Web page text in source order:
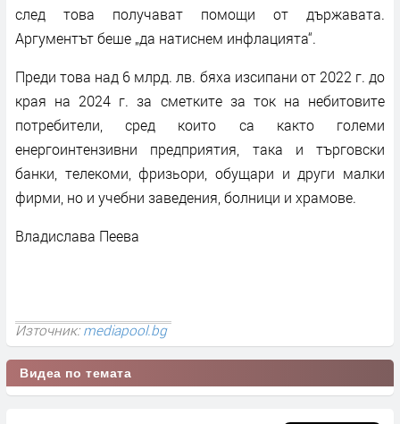
след това получават помощи от държавата.
Аргументът беше „да натиснем инфлацията“.
Преди това над 6 млрд. лв. бяха изсипани от 2022 г. до
края на 2024 г. за сметките за ток на небитовите
потребители, сред които са както големи
енергоинтензивни предприятия, така и търговски
банки, телекоми, фризьори, обущари и други малки
фирми, но и учебни заведения, болници и храмове.
Владислава Пеева
Източник:mediapool.bg
Видеа по темата